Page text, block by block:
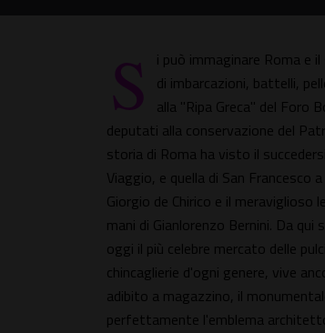
S
i può immaginare Roma e
di imbarcazioni, battelli,
alla "Ripa Greca" del Foro
deputati alla conservazione del
storia di Roma ha visto il
Viaggio, e quella di San Francesco
Giorgio de Chirico e il
mani di Gianlorenzo Bernini. Da
oggi il più celebre mercato delle
chincaglierie d'ogni genere, vive
adibito a magazzino, il
perfettamente l'emblema